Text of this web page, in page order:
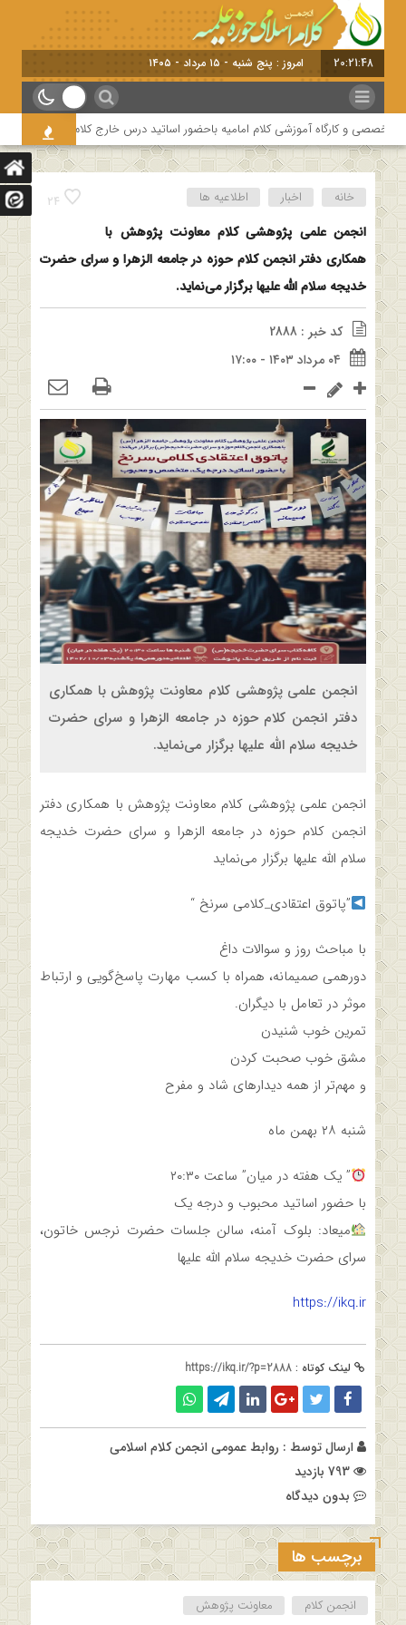
20:21:48 امروز : پنج شنبه - ۱۵ مرداد - ۱۴۰۵
و کارگاه آموزشی کلام امامیه باحضور اساتید درس خارج کلام و اساتید حوزه و
24 خانه اخبار اطلاعیه ها
انجمن علمی پژوهشی کلام معاونت پژوهش با
همکاری دفتر انجمن کلام حوزه در جامعه الزهرا و سرای حضرت
خدیجه سلام الله علیها برگزار می‌نماید.
کد خبر : 2888
۰۴ مرداد ۱۴۰۳ - ۱۷:۰۰
انجمن علمی پژوهشی کلام معاونت پژوهش با همکاری
دفتر انجمن کلام حوزه در جامعه الزهرا و سرای حضرت
خدیجه سلام الله علیها برگزار می‌نماید.
انجمن علمی پژوهشی کلام معاونت پژوهش با همکاری دفتر
انجمن کلام حوزه در جامعه الزهرا و سرای حضرت خدیجه
سلام الله علیها برگزار می‌نماید
”پاتوق اعتقادی_کلامی سرنخ “
با مباحث روز و سوالات داغ
دورهمی صمیمانه، همراه با کسب مهارت پاسخ‌گویی و ارتباط
موثر در تعامل با دیگران.
تمرین خوب شنیدن
مشق خوب صحبت کردن
و مهم‌تر از همه دیدارهای شاد و مفرح
شنبه ۲۸ بهمن ماه
” یک هفته در میان” ساعت ۲۰:۳۰
با حضور اساتید محبوب و درجه یک
میعاد: بلوک آمنه، سالن جلسات حضرت نرجس خاتون،
سرای حضرت خدیجه سلام الله علیها
https://ikq.ir
لینک کوتاه : https://ikq.ir/?p=2888
ارسال توسط : روابط عمومی انجمن کلام اسلامی
بدون دیدگاه
برچسب ها
انجمن کلام معاونت پژوهش